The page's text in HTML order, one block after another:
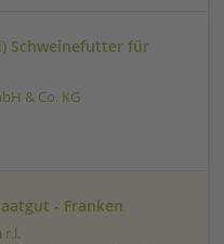
Schweinefutter für
& Co. KG
- Franken
r.l.